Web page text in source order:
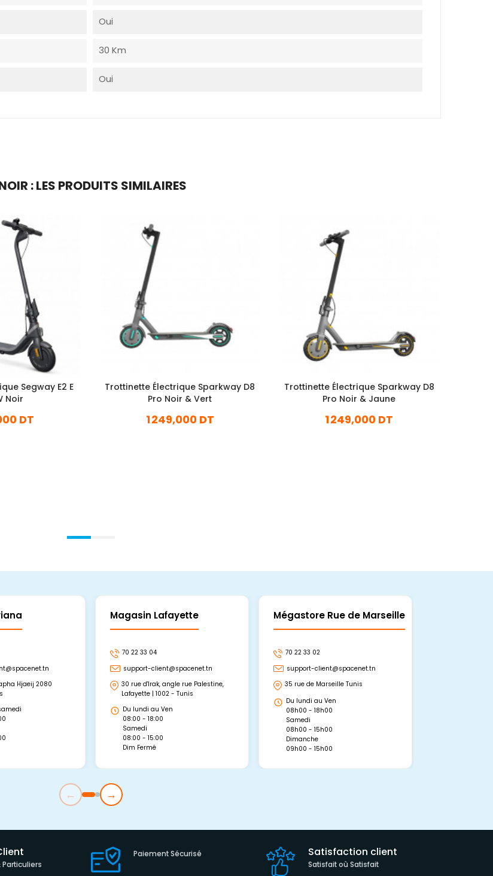
Oui
30 Km
Oui
: LES PRODUITS SIMILAIRES
Segway E2 E
Noir
DT
Trottinette Électrique Sparkway D8
Pro Noir & Vert
1 249,000 DT
Trottinette Électrique Sparkway D8
Pro Noir & Jaune
1 249,000 DT
Hjaeij 2080
Magasin Lafayette
70 22 33 04
support-client@spacenet.tn
30 rue d'Irak, angle rue Palestine,
Lafayette | 1002 - Tunis
Du lundi au Ven
08:00 - 18:00
Samedi
08:00 - 15:00
Dim Fermé
Mégastore Rue de Marseille
70 22 33 02
support-client@spacenet.tn
35 rue de Marseille Tunis
Du lundi au Ven
08h00 - 18h00
Samedi
08h00 - 15h00
Dimanche
09h00 - 15h00
← →
Particuliers
Paiement Sécurisé Satisfaction client
Satisfait où Satisfait